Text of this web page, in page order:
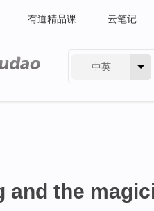
有道精品课 云笔记
中英
and the